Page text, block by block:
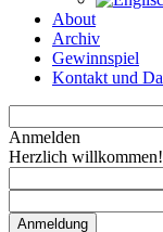
About
Archiv
Gewinnspiel
Kontakt und
Anmelden
Herzlich